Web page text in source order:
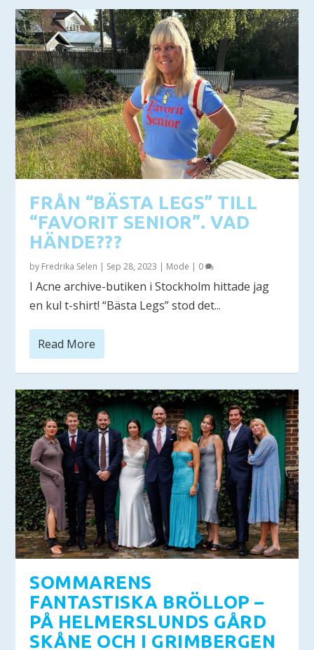
FRÅN “BÄSTA LEGS” TILL
“FAVORIT SENIOR”. VAD
HÄNDE???
by Fredrika Selen | Sep 28, 2023 | Mode | 0
I Acne archive-butiken i Stockholm hittade jag
en kul t-shirt! “Bästa Legs” stod det...
Read More
SOMMARENS
FANTASTISKA BRÖLLOP –
PÅ HELMERSLUNDS GÅRD
SKÅNE OCH I GRIMBERGEN